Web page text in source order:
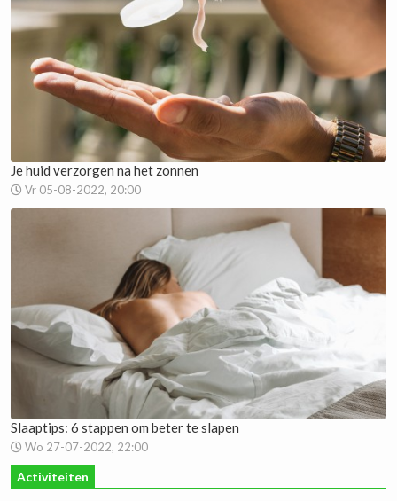
Je huid verzorgen na het zonnen
Vr 05-08-2022, 20:00
Slaaptips: 6 stappen om beter te slapen
Wo 27-07-2022, 22:00
Activiteiten